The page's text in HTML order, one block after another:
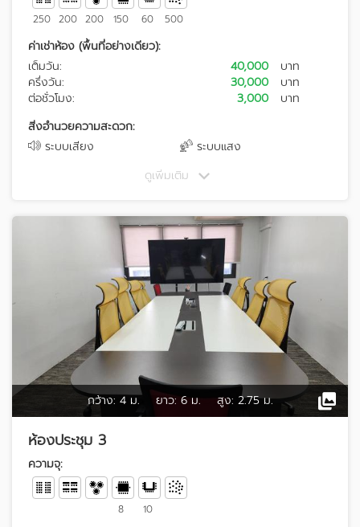
250 200 200 150 60 500
ค่าเช่าห้อง (พื้นที่อย่างเดียว):
เต็มวัน:
40,000
บาท
ครึ่งวัน:
30,000
บาท
ต่อชั่วโมง:
3,000
บาท
สิ่งอำนวยความสะดวก:
ระบบเสียง
ระบบแสง
ดูเพิ่มเติม
กว้าง: 4 ม. ยาว: 6 ม. สูง: 2.75 ม.
ห้องประชุม 3
ความจุ:
8 10